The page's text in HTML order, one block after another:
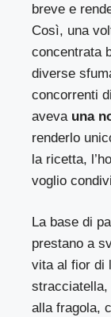
breve e
Così, una
concentrata
diverse
concorrenti
aveva una
renderlo
la ricetta,
voglio
La base di
prestano a
vita al fior di
stracciatella,
alla fragola,